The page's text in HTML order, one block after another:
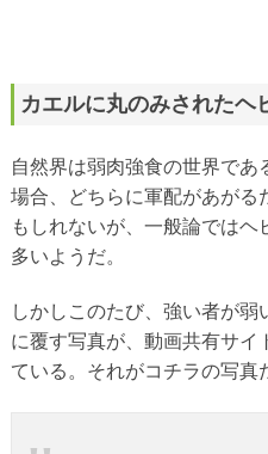
カエルに丸のみされたヘ
自然界は弱肉強食の世界で
場合、どちらに軍配があがる
もしれないが、一般論では
多いようだ。
しかしこのたび、強い者が
に覆す写真が、動画共有サイ
ている。それがコチラの写真